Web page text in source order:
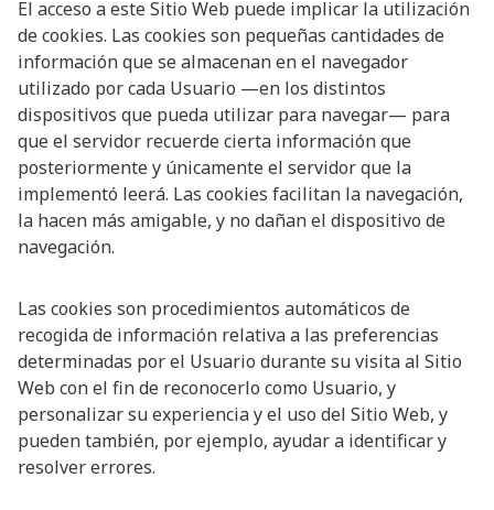
El acceso a este Sitio Web puede implicar la utilización
de cookies. Las cookies son pequeñas cantidades de
información que se almacenan en el navegador
utilizado por cada Usuario —en los distintos
dispositivos que pueda utilizar para navegar— para
que el servidor recuerde cierta información que
posteriormente y únicamente el servidor que la
implementó leerá. Las cookies facilitan la navegación,
la hacen más amigable, y no dañan el dispositivo de
navegación.
Las cookies son procedimientos automáticos de
recogida de información relativa a las preferencias
determinadas por el Usuario durante su visita al Sitio
Web con el fin de reconocerlo como Usuario, y
personalizar su experiencia y el uso del Sitio Web, y
pueden también, por ejemplo, ayudar a identificar y
resolver errores.